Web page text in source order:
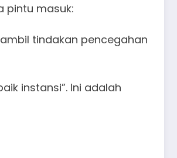
pintu masuk:
tindakan pencegahan
instansi”. Ini adalah